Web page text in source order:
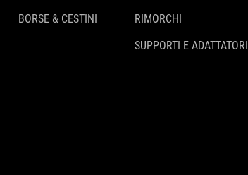
BORSE & CESTINI
RIMORCHI
SUPPORTI E ADATTATORI